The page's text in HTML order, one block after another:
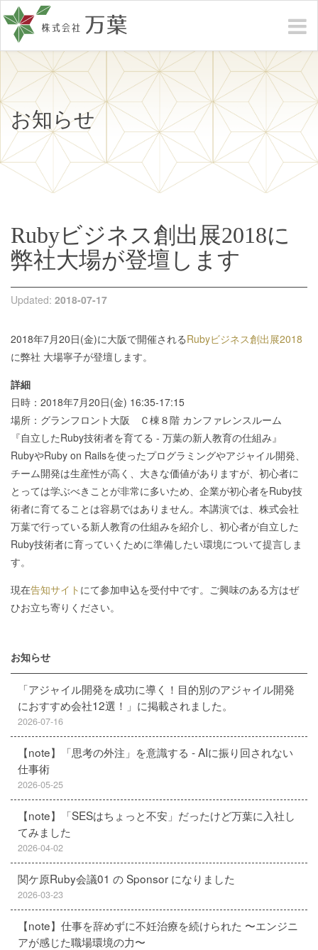
お知らせ
Rubyビジネス創出展2018に
弊社大場が登壇します
Updated: 2018-07-17
2018年7月20日(金)に大阪で開催されるRubyビジネス創出展2018
に弊社 大場寧子が登壇します。
詳細
日時：2018年7月20日(金) 16:35-17:15
場所：グランフロント大阪 Ｃ棟８階 カンファレンスルーム
『自立したRuby技術者を育てる - 万葉の新人教育の仕組み』
RubyやRuby on Railsを使ったプログラミングやアジャイル開発、
チーム開発は生産性が高く、大きな価値がありますが、初心者に
とっては学ぶべきことが非常に多いため、企業が初心者をRuby技
術者に育てることは容易ではありません。本講演では、株式会社
万葉で行っている新人教育の仕組みを紹介し、初心者が自立した
Ruby技術者に育っていくために準備したい環境について提言しま
す。
現在告知サイト にて参加申込を受付中です。ご興味のある方はぜ
ひお立ち寄りください。
お知らせ
「アジャイル開発を成功に導く！目的別のアジャイル開発
におすすめ会社12選！」に掲載されました。
2026-07-16
【note】「思考の外注」を意識する - AIに振り回されない
仕事術
2026-05-25
【note】「SESはちょっと不安」だったけど万葉に入社し
てみました
2026-04-02
関ケ原Ruby会議01 の Sponsor になりました
2026-03-23
【note】仕事を辞めずに不妊治療を続けられた 〜エンジニ
アが感じた職場環境の力〜